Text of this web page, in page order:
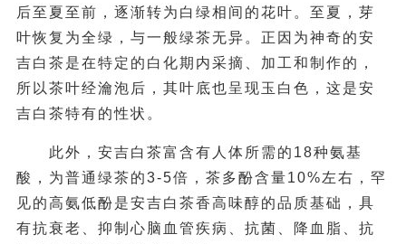
后至夏至前，逐渐转为白绿相间的花叶。至夏，芽
叶恢复为全绿，与一般绿茶无异。正因为神奇的安
吉白茶是在特定的白化期内采摘、加工和制作的，
所以茶叶经瀹泡后，其叶底也呈现玉白色，这是安
吉白茶特有的性状。
此外，安吉白茶富含有人体所需的18种氨基
酸，为普通绿茶的3-5倍，茶多酚含量10%左右，罕
见的高氨低酚是安吉白茶香高味醇的品质基础，具
有抗衰老、抑制心脑血管疾病、抗菌、降血脂、抗